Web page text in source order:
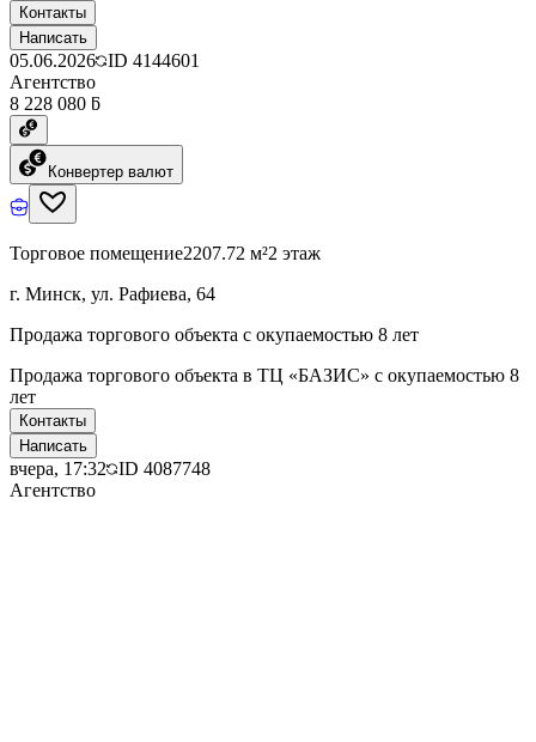
Контакты
Написать
05.06.2026 ID 4144601
Агентство
8 228 080 ƃ
Конвертер валют
Торговое помещение2207.72 м²2 этаж
г. Минск, ул. Рафиева, 64
Продажа торгового объекта с окупаемостью 8 лет
Продажа торгового объекта в ТЦ «БАЗИС» с окупаемостью 8
лет
Контакты
Написать
вчера, 17:32 ID 4087748
Агентство